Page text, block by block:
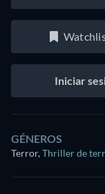
Iniciar
GÉNEROS
Terror,Thriller de